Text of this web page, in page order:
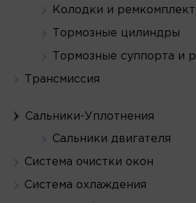
Колодки и
Тормозные цилиндры
Тормозные суппорта и
Трансмиссия
Сальники-Уплотнения
Сальники двигателя
Система очистки окон
Система охлаждения